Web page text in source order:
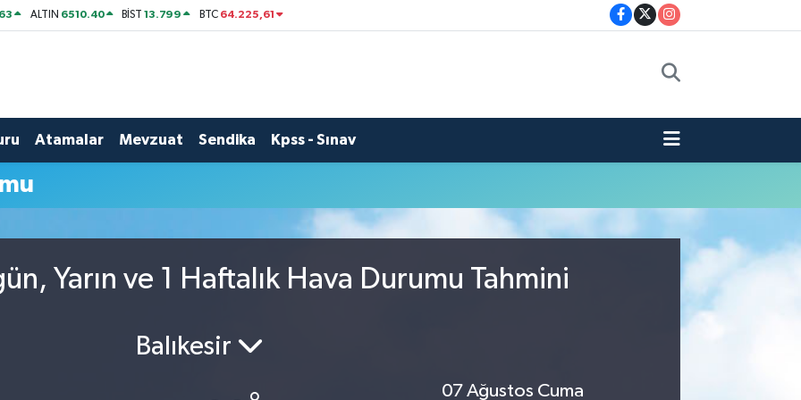
ALTIN 6510.40 BİST13.799 BTC 64.225,61
Atamalar Mevzuat Sendika Kpss - Sınav
Yarın ve 1 Haftalık Hava Durumu Tahmini
Balıkesir
07 Ağustos Cuma